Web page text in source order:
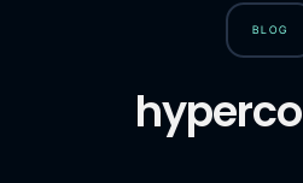
BLOG